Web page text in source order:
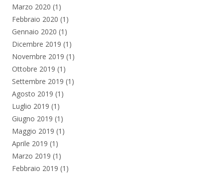
Marzo 2020 (1)
Febbraio 2020 (1)
Gennaio 2020 (1)
Dicembre 2019 (1)
Novembre 2019 (1)
Ottobre 2019 (1)
Settembre 2019 (1)
Agosto 2019 (1)
Luglio 2019 (1)
Giugno 2019 (1)
Maggio 2019 (1)
Aprile 2019 (1)
Marzo 2019 (1)
Febbraio 2019 (1)